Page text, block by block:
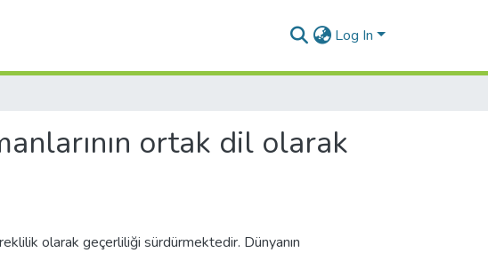
Log In
ortak dil olarak
olarak geçerliliği sürdürmektedir. Dünyanın